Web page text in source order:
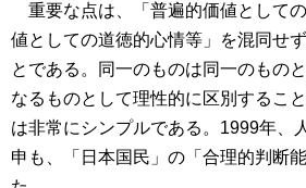
重要な点は、「普遍的価値として
値としての道徳的心情等」を混同せ
とである。同一のものは同一のもの
なるものとして理性的に区別するこ
は非常にシンプルである。1999年、
申も、「日本国民」の「合理的判断